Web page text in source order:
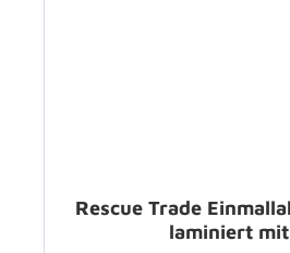
Rescue Trade
laminiert mit